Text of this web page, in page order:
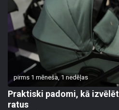
pirms 1 mēneša, 1 nedēļas
Praktiski padomi, kā
ratus